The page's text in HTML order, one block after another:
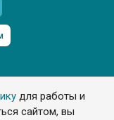
для работы и
сайтом, вы
защищены
с обязательной